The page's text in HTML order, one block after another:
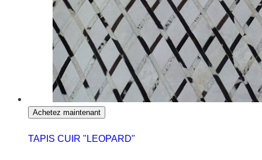
Achetez maintenant
TAPIS CUIR "LEOPARD"